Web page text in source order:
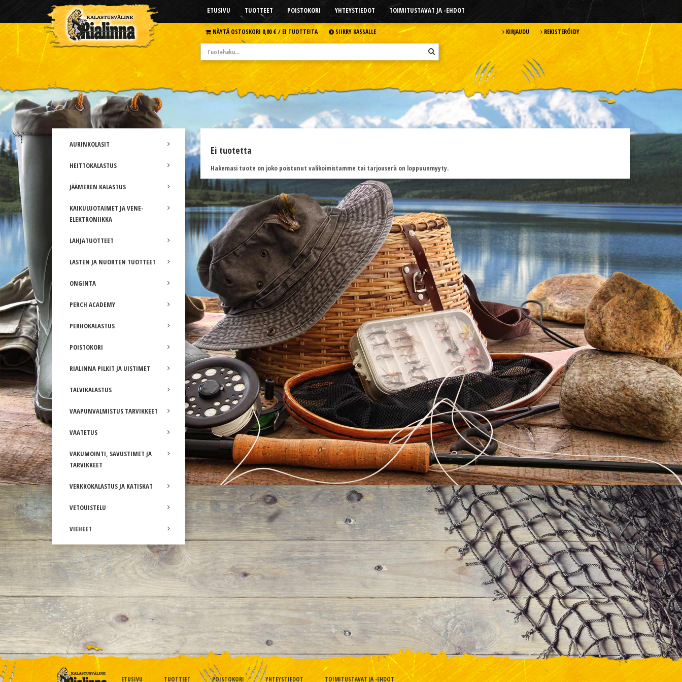
ETUSIVU TUOTTEET POISTOKORI YHTEYSTIEDOT TOIMITUSTAVAT JA -EHDOT
NÄYTÄ OSTOSKORI 0,00 € /EI TUOTTEITA SIIRRY KASSALLE KIRJAUDU REKISTERÖIDY
AURINKOLASIT
HEITTOKALASTUS
JÄÄMEREN KALASTUS
KAIKULUOTAIMET JA VENE-
ELEKTRONIIKKA
LAHJATUOTTEET
LASTEN JA NUORTEN TUOTTEET
ONGINTA
PERCH ACADEMY
PERHOKALASTUS
POISTOKORI
RIALINNA PILKIT JA UISTIMET
TALVIKALASTUS
VAAPUNVALMISTUS TARVIKKEET
VAATETUS
VAKUMOINTI, SAVUSTIMET JA
TARVIKKEET
VERKKOKALASTUS JA KATISKAT
VETOUISTELU
VIEHEET
Ei tuotetta
Hakemasi tuote on joko poistunut valikoimistamme tai tarjouserä on loppuunmyyty.
ETUSIVU TUOTTEET POISTOKORI YHTEYSTIEDOT TOIMITUSTAVAT JA -EHDOT